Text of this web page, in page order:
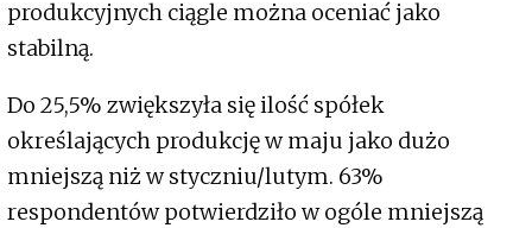
produkcyjnych ciągle można oceniać jako
stabilną.
Do 25,5% zwiększyła się ilość spółek
określających produkcję w maju jako dużo
mniejszą niż w styczniu/lutym. 63%
respondentów potwierdziło w ogóle mniejszą